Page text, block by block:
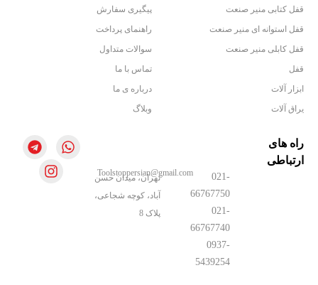
قفل کتابی منیر صنعت
قفل استوانه ای منیر صنعت
قفل کابلی منیر صنعت
قفل
ابزار آلات
یراق آلات
پیگیری سفارش
راهنمای پرداخت
سوالات متداول
تماس با ما
درباره ی ما
وبلاگ
راه های
ارتباطی
تهران، میدان حسن
آباد، کوچه شجاعی،
پلاک 8
021-
66767750
021-
66767740
0937-
5439254
Toolstoppersian@gmail.com